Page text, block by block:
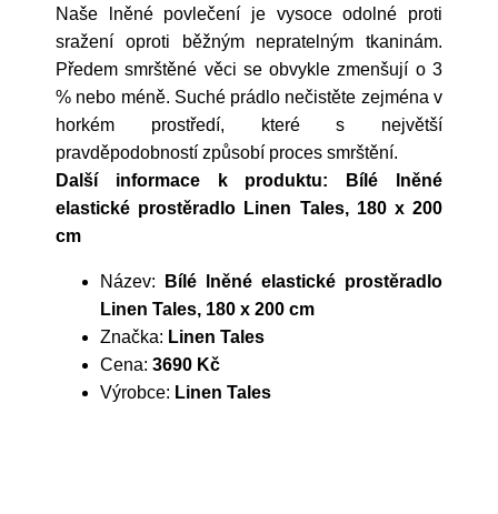
Naše lněné povlečení je vysoce odolné proti
sražení oproti běžným nepratelným tkaninám.
Předem smrštěné věci se obvykle zmenšují o 3
% nebo méně. Suché prádlo nečistěte zejména v
horkém prostředí, které s největší
pravděpodobností způsobí proces smrštění.
Další informace k produktu: Bílé lněné
elastické prostěradlo Linen Tales, 180 x 200
cm
Název:
Bílé lněné elastické prostěradlo
Linen Tales, 180 x 200 cm
Značka: Linen Tales
Cena: 3690 Kč
Výrobce: Linen Tales